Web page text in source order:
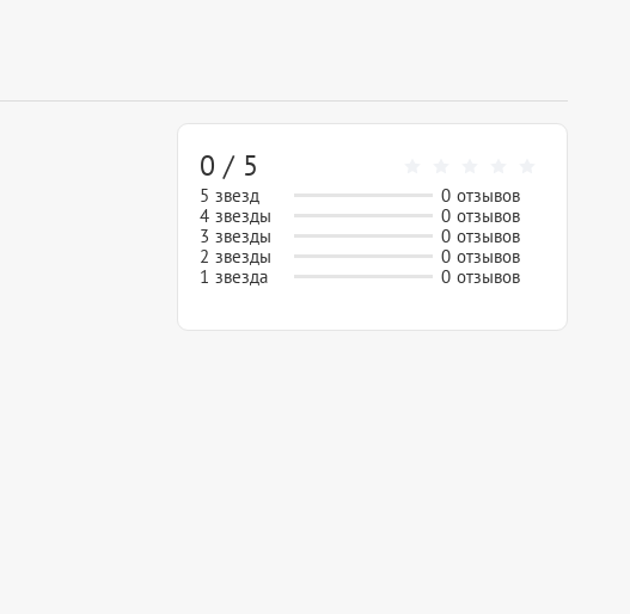
0 / 5
5 звезд
0 отзывов
4 звезды
0 отзывов
3 звезды
0 отзывов
2 звезды
0 отзывов
1 звезда
0 отзывов